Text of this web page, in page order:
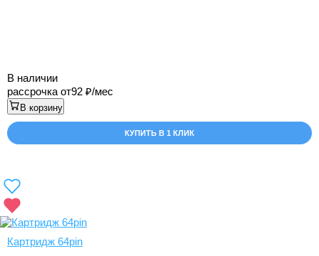
В наличии
рассрочка от92 /мес
В корзину
КУПИТЬ В 1 КЛИК
Картридж 64pin